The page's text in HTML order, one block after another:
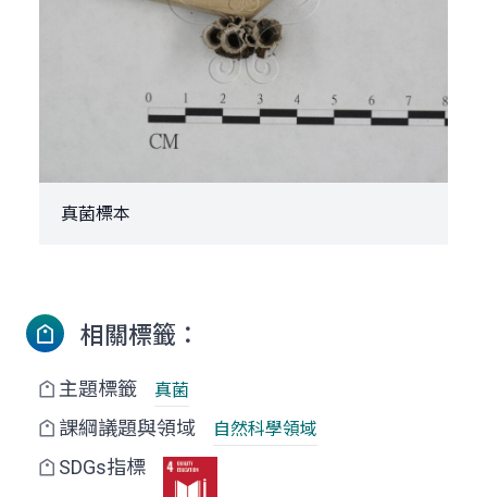
真菌標本
相關標籤：
主題標籤 真菌
課綱議題與領域 自然科學領域
SDGs指標